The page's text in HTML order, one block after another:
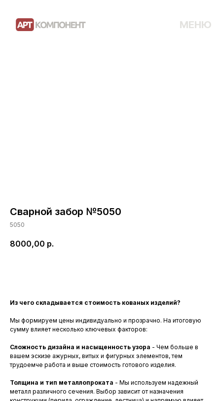
МЕНЮ
Сварной забор №5050
5050
8000,00 р.
Из чего складывается стоимость кованых изделий?
Мы формируем цены индивидуально и прозрачно. На итоговую
сумму влияет несколько ключевых факторов:
Сложность дизайна и насыщенность узора - Чем больше в
вашем эскизе ажурных, витых и фигурных элементов, тем
трудоемче работа и выше стоимость готового изделия.
Толщина и тип металлопроката - Мы используем надежный
металл различного сечения. Выбор зависит от назначения